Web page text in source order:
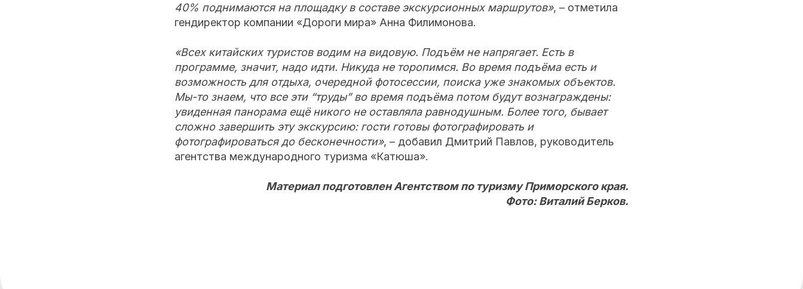
40% поднимаются на площадку в составе экскурсионных маршрутов», – отметила
гендиректор компании «Дороги мира» Анна Филимонова.
«Всех китайских туристов водим на видовую. Подъём не напрягает. Есть в
программе, значит, надо идти. Никуда не торопимся. Во время подъёма есть и
возможность для отдыха, очередной фотосессии, поиска уже знакомых объектов.
Мы-то знаем, что все эти “труды” во время подъёма потом будут вознаграждены:
увиденная панорама ещё никого не оставляла равнодушным. Более того, бывает
сложно завершить эту экскурсию: гости готовы фотографировать и
фотографироваться до бесконечности», – добавил Дмитрий Павлов, руководитель
агентства международного туризма «Катюша».
Материал подготовлен Агентством по туризму Приморского края.
Фото: Виталий Берков.